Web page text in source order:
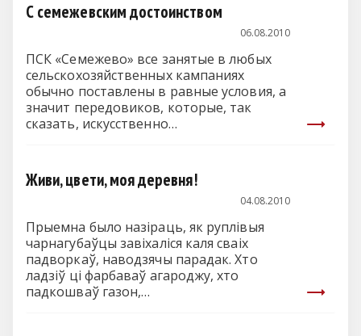
С семежевским достоинством
06.08.2010
ПСК «Семежево» все занятые в любых
сельскохозяйственных кампаниях
обычно поставлены в равные условия, а
значит передовиков, которые, так
сказать, искусственно…
Живи, цвети, моя деревня!
04.08.2010
Прыемна было назіраць, як руплівыя
чарнагубаўцы завіхаліся каля сваіх
падворкаў, наводзячы парадак. Хто
ладзіў ці фарбаваў агароджу, хто
падкошваў газон,…